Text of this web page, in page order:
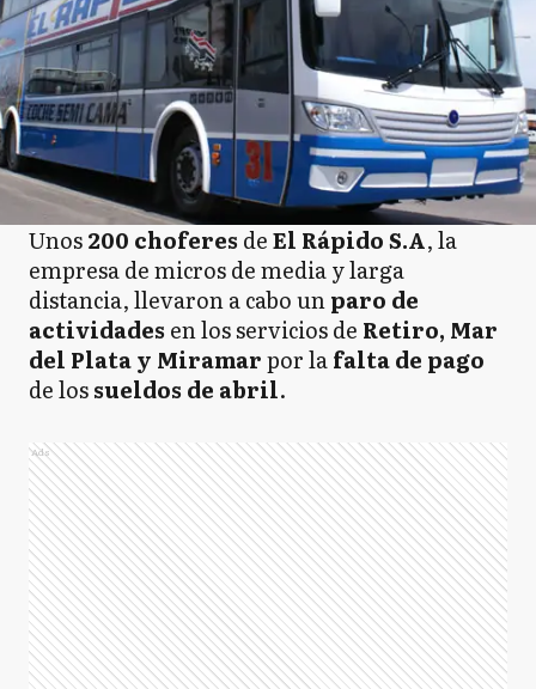
Unos200 choferes deEl Rápido S.A, la
empresa de micros de media y larga
distancia, llevaron a cabo unparo de
actividades en los servicios de Retiro, Mar
del Plata y Miramarpor lafalta de pago
de lossueldos de abril.
Ads